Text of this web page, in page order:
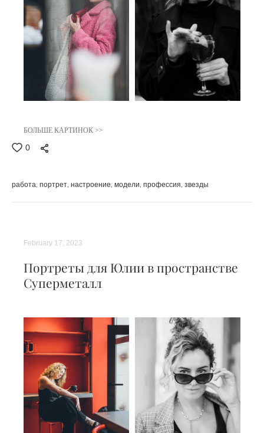
БОЛЬШЕ КАРТИНОК >>
0
работа портрет настроение модели профессия звезды
Портреты для Юлии в пространстве
Суперметалл
February 17, 2023